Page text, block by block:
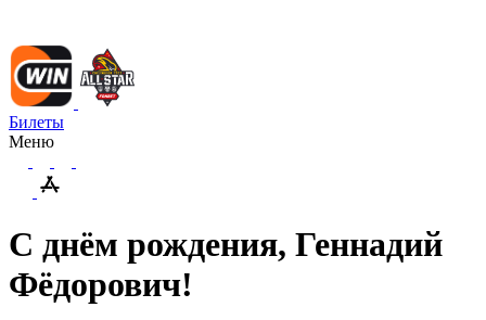
Билеты
Меню
С днём рождения, Геннадий
Фёдорович!